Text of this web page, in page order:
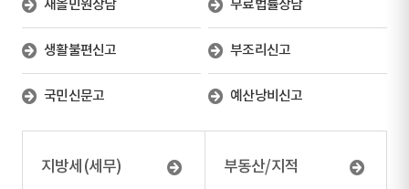
새올민원상담 무료법률상담
생활불편신고 부조리신고
국민신문고 예산낭비신고
지방세(세무) 부동산/지적